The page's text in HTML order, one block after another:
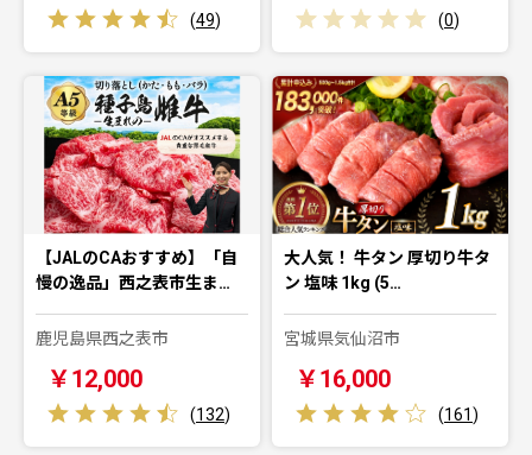
(49) (0)
【JALのCAおすすめ】「自
慢の逸品」西之表市生ま…
鹿児島県西之表市
￥12,000
(132)
大人気！ 牛タン 厚切り牛タ
ン 塩味 1kg (5…
宮城県気仙沼市
￥16,000
(161)